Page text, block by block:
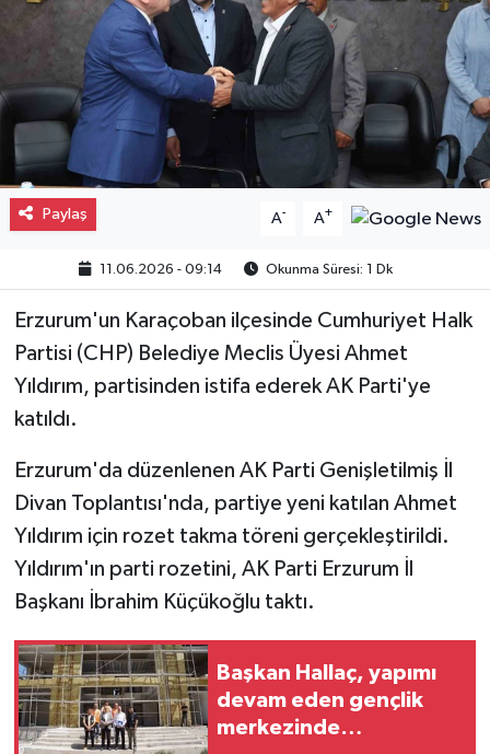
Paylaş A- A+
11.06.2026 - 09:14 Okunma Süresi: 1 Dk
Erzurum'un Karaçoban ilçesinde Cumhuriyet Halk
Partisi (CHP) Belediye Meclis Üyesi Ahmet
Yıldırım, partisinden istifa ederek AK Parti'ye
katıldı.
Erzurum'da düzenlenen AK Parti Genişletilmiş İl
Divan Toplantısı'nda, partiye yeni katılan Ahmet
Yıldırım için rozet takma töreni gerçekleştirildi.
Yıldırım'ın parti rozetini, AK Parti Erzurum İl
Başkanı İbrahim Küçükoğlu taktı.
Başkan Hallaç, yapımı
devam eden gençlik
merkezinde
Gayrimenkul
Spor
Eğitim